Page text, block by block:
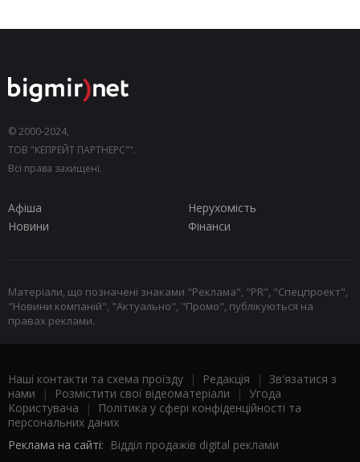
© 2000-2024,
ТОВ "КЕПРЕЙТ ПАРТНЕРС"".
Всі права захищені.
Афіша
Нерухомість
Новини
Фінанси
Матеріали, що позначені знаками "Реклама", "PR", "Спецпроект",
"Новини компаній", "Актуально", "Промо", публікуються на
правах реклами.
Наші контакти та схема проїзду | Редакція | Зв'язатися з
нами | Розмістити свої відеоматеріали | Угода
Користувача |
Політика у сфері конфіденційності та
персональних даних
Реклама на сайті: Відділ продажів digital реклами